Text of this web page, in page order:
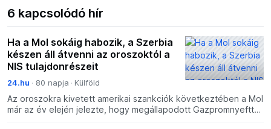
6 kapcsolódó hír
Ha a Mol sokáig habozik, a Szerbia
készen áll átvenni az oroszoktól a
NIS tulajdonrészeit
24.hu 80 napja Külföld
Az oroszokra kivetett amerikai szankciók következtében a Mol
már az év elején jelezte, hogy megállapodott Gazpromnyefttel